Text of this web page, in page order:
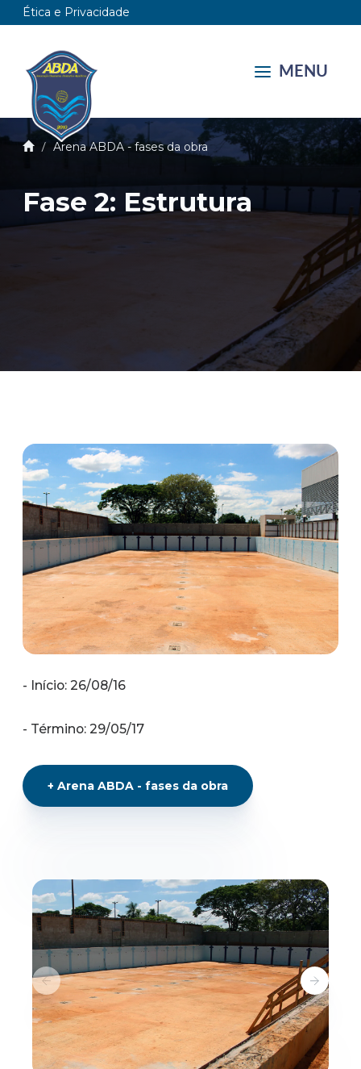
Ética e Privacidade
MENU
Arena ABDA - fases da obra
Fase 2: Estrutura
- Início: 26/08/16
- Término: 29/05/17
+Arena ABDA - fases da obra